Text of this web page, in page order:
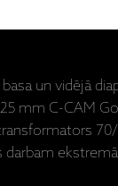
un vidējā
25 mm C-CAM
darbam